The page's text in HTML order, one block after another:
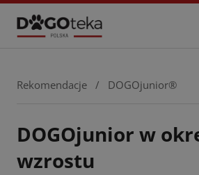
Rekomendacje / DOGOjunior®
DOGOjunior w
wzrostu